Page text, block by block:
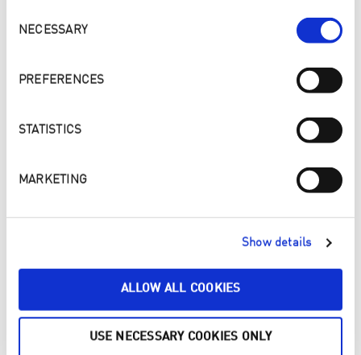
NECESSARY
PREFERENCES
STATISTICS
MARKETING
Show details
ALLOW ALL COOKIES
USE NECESSARY COOKIES ONLY